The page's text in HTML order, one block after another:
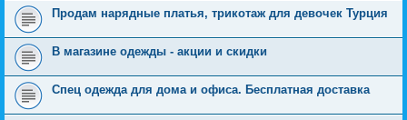
Продам нарядные платья, трикотаж для девочек Турция
В магазине одежды - акции и скидки
Спец одежда для дома и офиса. Бесплатная доставка